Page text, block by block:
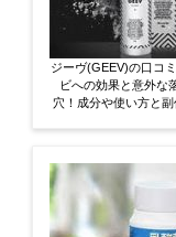
ジーヴ(GEEV)の口コ
ビへの効果と意外な
穴！成分や使い方と副